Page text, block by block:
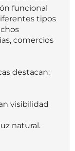
funcional
tipos
comercios
destacan:
visibilidad
natural.